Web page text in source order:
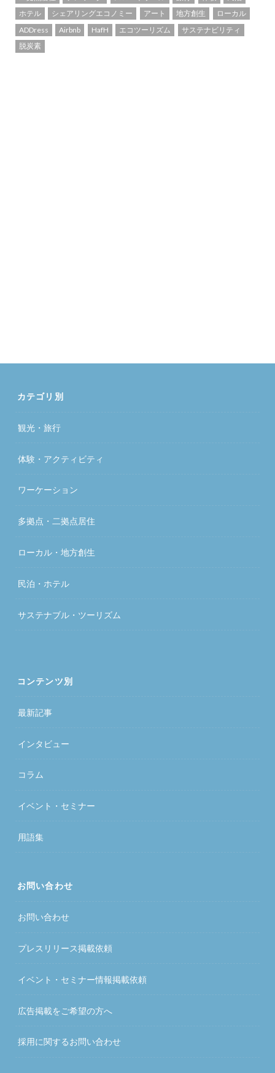
ホテル
シェアリングエコノミー アート 地方創生
ローカル
ADDress
Airbnb HafH エコツーリズム
サステナビリティ
脱炭素
カテゴリ別
観光・旅行
体験・アクティビティ
ワーケーション
多拠点・二拠点居住
ローカル・地方創生
民泊・ホテル
サステナブル・ツーリズム
コンテンツ別
最新記事
インタビュー
コラム
イベント・セミナー
用語集
お問い合わせ
お問い合わせ
プレスリリース掲載依頼
イベント・セミナー情報掲載依頼
広告掲載をご希望の方へ
採用に関するお問い合わせ